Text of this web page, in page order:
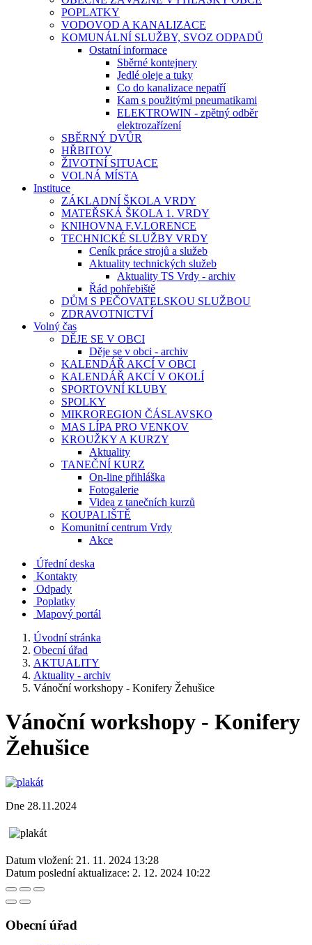
POPLATKY
VODOVOD A KANALIZACE
KOMUNÁLNÍ SLUŽBY, SVOZ ODPADŮ
Ostatní informace
Sběrné kontejnery
Jedlé oleje a tuky
Co do kanalizace nepatří
Kam s použitými pneumatikami
ELEKTROWIN - zpětný odběr
elektrozařízení
SBĚRNÝ DVŮR
HŘBITOV
ŽIVOTNÍ SITUACE
VOLNÁ MÍSTA
Instituce
ZÁKLADNÍ ŠKOLA VRDY
MATEŘSKÁ ŠKOLA 1. VRDY
KNIHOVNA F.V.LORENCE
TECHNICKÉ SLUŽBY VRDY
Ceník práce strojů a služeb
Aktuality technických služeb
Aktuality TS Vrdy - archiv
Řád pohřebiště
DŮM S PEČOVATELSKOU SLUŽBOU
ZDRAVOTNICTVÍ
Volný čas
DĚJE SE V OBCI
Děje se v obci - archiv
KALENDÁŘ AKCÍ V OBCI
KALENDÁŘ AKCÍ V OKOLÍ
SPORTOVNÍ KLUBY
SPOLKY
MIKROREGION ČÁSLAVSKO
MAS LÍPA PRO VENKOV
KROUŽKY A KURZY
Aktuality
TANEČNÍ KURZ
On-line přihláška
Fotogalerie
Videa z tanečních kurzů
KOUPALIŠTĚ
Komunitní centrum Vrdy
Akce
Úřední deska
Kontakty
Odpady
Poplatky
Mapový portál
Úvodní stránka
Obecní úřad
AKTUALITY
Aktuality - archiv
Vánoční workshopy - Konifery Žehušice
Vánoční workshopy - Konifery
Žehušice
Dne 28.11.2024
Datum vložení: 21. 11. 2024 13:28
Datum poslední aktualizace: 2. 12. 2024 10:22
Obecní úřad